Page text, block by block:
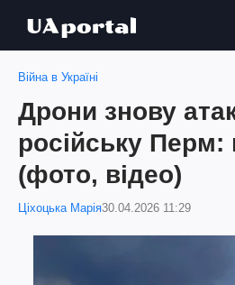
Війна в Україні
Дрони знову
російську Перм:
(фото, відео)
Ціхоцька Марія30.04.2026 11:29